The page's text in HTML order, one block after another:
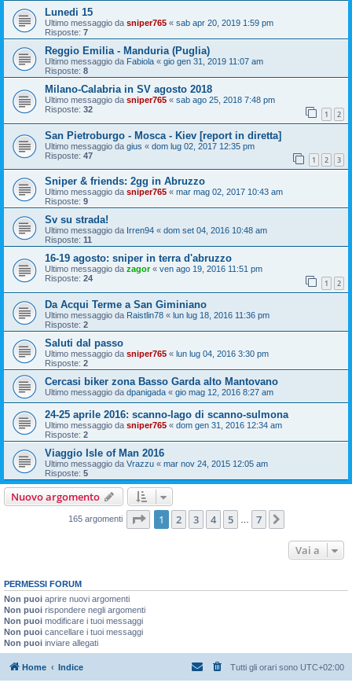
Lunedi 15
Ultimo messaggio da sniper765 « sab apr 20, 2019 1:59 pm
Risposte: 7
Reggio Emilia - Manduria (Puglia)
Ultimo messaggio da Fabiola « gio gen 31, 2019 11:07 am
Risposte: 8
Milano-Calabria in SV agosto 2018
Ultimo messaggio da sniper765 « sab ago 25, 2018 7:48 pm
Risposte: 32 1 2
San Pietroburgo - Mosca - Kiev [report in diretta]
Ultimo messaggio da gius « dom lug 02, 2017 12:35 pm
Risposte: 47 1 2 3
Sniper & friends: 2gg in Abruzzo
Ultimo messaggio da sniper765 « mar mag 02, 2017 10:43 am
Risposte: 9
Sv su strada!
Ultimo messaggio da Irren94 « dom set 04, 2016 10:48 am
Risposte: 11
16-19 agosto: sniper in terra d'abruzzo
Ultimo messaggio da zagor« ven ago 19, 2016 11:51 pm
Risposte: 24 1 2
Da Acqui Terme a San Giminiano
Ultimo messaggio da Raistlin78 « lun lug 18, 2016 11:36 pm
Risposte: 2
Saluti dal passo
Ultimo messaggio da sniper765 « lun lug 04, 2016 3:30 pm
Risposte: 2
Cercasi biker zona Basso Garda alto Mantovano
Ultimo messaggio da dpanigada « gio mag 12, 2016 8:27 am
24-25 aprile 2016: scanno-lago di scanno-sulmona
Ultimo messaggio da sniper765 « dom gen 31, 2016 12:34 am
Risposte: 2
Viaggio Isle of Man 2016
Ultimo messaggio da Vrazzu « mar nov 24, 2015 12:05 am
Risposte: 5
Nuovo argomento
165 argomenti Pagina di
1 2 3 4 5 7
Vai a
PERMESSI FORUM
Non puoi aprire nuovi argomenti
Non puoi rispondere negli argomenti
Non puoi modificare i tuoi messaggi
Non puoi cancellare i tuoi messaggi
Non puoi inviare allegati
Home Indice Tutti gli orari sono UTC+02:00